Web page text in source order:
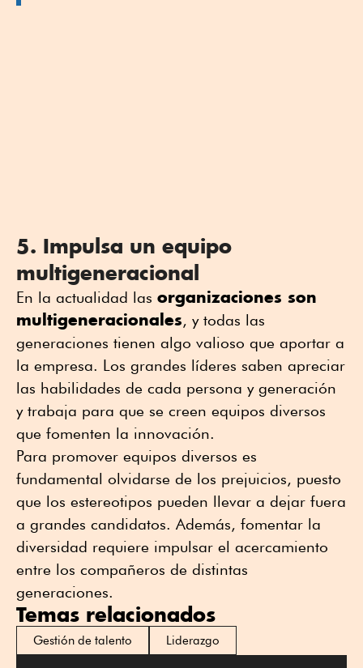
5. Impulsa un equipo
multigeneracional
En la actualidad las organizaciones son
multigeneracionales, y todas las
generaciones tienen algo valioso que aportar a
la empresa. Los grandes líderes saben apreciar
las habilidades de cada persona y generación
y trabaja para que se creen equipos diversos
que fomenten la innovación.
Para promover equipos diversos es
fundamental olvidarse de los prejuicios, puesto
que los estereotipos pueden llevar a dejar fuera
a grandes candidatos. Además, fomentar la
diversidad requiere impulsar el acercamiento
entre los compañeros de distintas
generaciones.
Temas relacionados
Gestión de talento Liderazgo